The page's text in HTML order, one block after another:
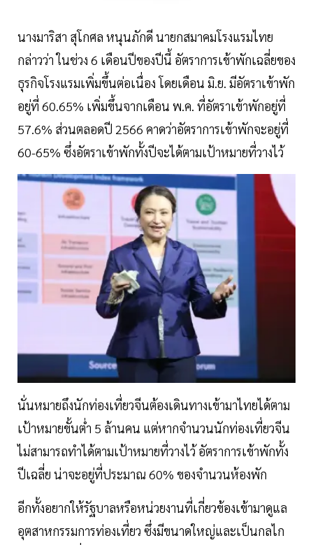
นางมาริสา สุโกศล หนุนภักดี นายกสมาคมโรงแรมไทย
กล่าวว่า ในช่วง 6 เดือนปีของปีนี้ อัตราการเข้าพักเฉลี่ยของ
ธุรกิจโรงแรมเพิ่มขึ้นต่อเนื่อง โดยเดือน มิ.ย. มีอัตราเข้าพัก
อยู่ที่ 60.65% เพิ่มขึ้นจากเดือน พ.ค. ที่อัตราเข้าพักอยู่ที่
57.6% ส่วนตลอดปี 2566 คาดว่าอัตราการเข้าพักจะอยู่ที่
60-65% ซึ่งอัตราเข้าพักทั้งปีจะได้ตามเป้าหมายที่วางไว้
นั่นหมายถึงนักท่องเที่ยวจีนต้องเดินทางเข้ามาไทยได้ตาม
เป้าหมายขั้นต่ำ 5 ล้านคน แต่หากจำนวนนักท่องเที่ยวจีน
ไม่สามารถทำได้ตามเป้าหมายที่วางไว้ อัตราการเข้าพักทั้ง
ปีเฉลี่ย น่าจะอยู่ที่ประมาณ 60% ของจำนวนห้องพัก
อีกทั้งอยากให้รัฐบาลหรือหน่วยงานที่เกี่ยวข้องเข้ามาดูแล
อุตสาหกรรมการท่องเที่ยว ซึ่งมีขนาดใหญ่และเป็นกลไก